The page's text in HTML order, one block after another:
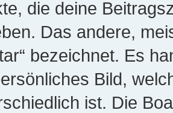
die deine
Das andere,
bezeichnet. Es
Bild,
ist. Die